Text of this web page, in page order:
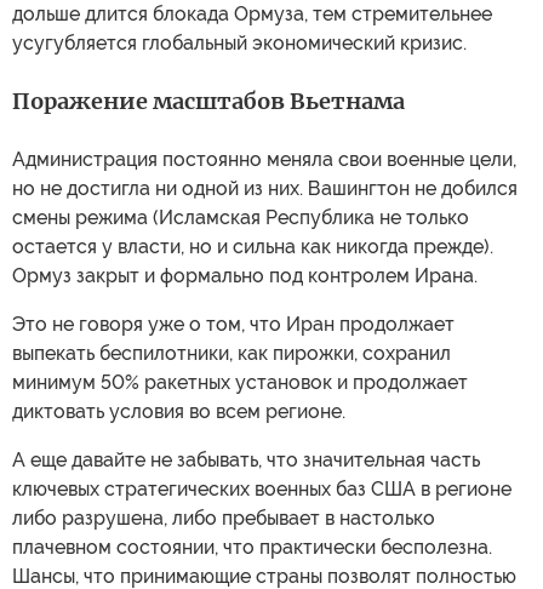
дольше длится блокада Ормуза, тем стремительнее
усугубляется глобальный экономический кризис.
Поражение масштабов Вьетнама
Администрация постоянно меняла свои военные цели,
но не достигла ни одной из них. Вашингтон не добился
смены режима (Исламская Республика не только
остается у власти, но и сильна как никогда прежде).
Ормуз закрыт и формально под контролем Ирана.
Это не говоря уже о том, что Иран продолжает
выпекать беспилотники, как пирожки, сохранил
минимум 50% ракетных установок и продолжает
диктовать условия во всем регионе.
А еще давайте не забывать, что значительная часть
ключевых стратегических военных баз США в регионе
либо разрушена, либо пребывает в настолько
плачевном состоянии, что практически бесполезна.
Шансы, что принимающие страны позволят полностью